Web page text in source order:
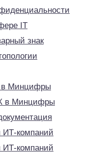
IT
знак
в Минцифры
в Минцифры
ИТ-компаний
ИТ-компаний